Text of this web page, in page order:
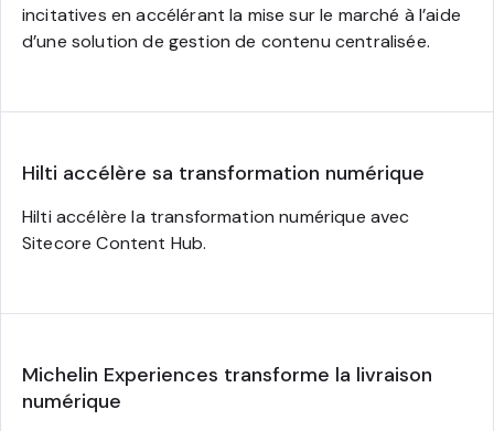
incitatives en accélérant la mise sur le marché à l’aide
d’une solution de gestion de contenu centralisée.
Hilti accélère sa transformation numérique
Hilti accélère la transformation numérique avec
Sitecore Content Hub.
Michelin Experiences transforme la livraison
numérique